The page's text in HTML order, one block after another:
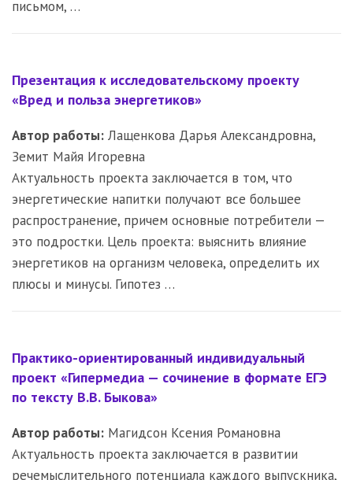
письмoм, …
Презентация к исследовательскому проекту
«Вред и польза энергетиков»
Автор работы: Лащенкова Дарья Александровна,
Земит Майя Игоревна
Актуальность проекта заключается в том, что
энергетические напитки получают все большее
распространение, причем основные потребители —
это подростки. Цель проекта: выяснить влияние
энергетиков на организм человека, определить их
плюсы и минусы. Гипотез …
Практико-ориентированный индивидуальный
проект «Гипермедиа — сочинение в формате ЕГЭ
по тексту В.В. Быкова»
Автор работы: Магидсон Ксения Романовна
Актуальность проекта заключается в развитии
речемыслительного потенциала каждого выпускника,